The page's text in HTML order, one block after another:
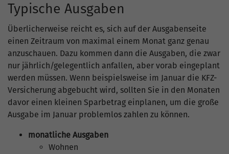
Typische Ausgaben
Überlicherweise reicht es, sich auf der Ausgabenseite
einen Zeitraum von maximal einem Monat ganz genau
anzuschauen. Dazu kommen dann die Ausgaben, die zwar
nur jährlich/gelegentlich anfallen, aber vorab eingeplant
werden müssen. Wenn beispielsweise im Januar die KFZ-
Versicherung abgebucht wird, sollten Sie in den Monaten
davor einen kleinen Sparbetrag einplanen, um die große
Ausgabe im Januar problemlos zahlen zu können.
monatliche Ausgaben
Wohnen